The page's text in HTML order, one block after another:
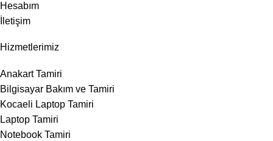
Hesabım
İletişim
Hizmetlerimiz
Anakart Tamiri
Bilgisayar Bakım ve Tamiri
Kocaeli Laptop Tamiri
Laptop Tamiri
Notebook Tamiri